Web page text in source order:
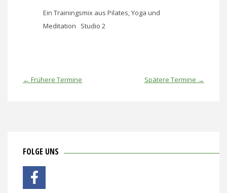
Ein Trainingsmix aus Pilates, Yoga und
Meditation Studio 2
Spätere Termine →
← Frühere Termine
FOLGE UNS